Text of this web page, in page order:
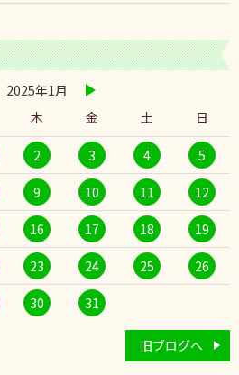
2025年1月
木 金 土 日
2 3 4 5
9 10 11 12
16 17 18 19
23 24 25 26
30 31
旧ブログへ